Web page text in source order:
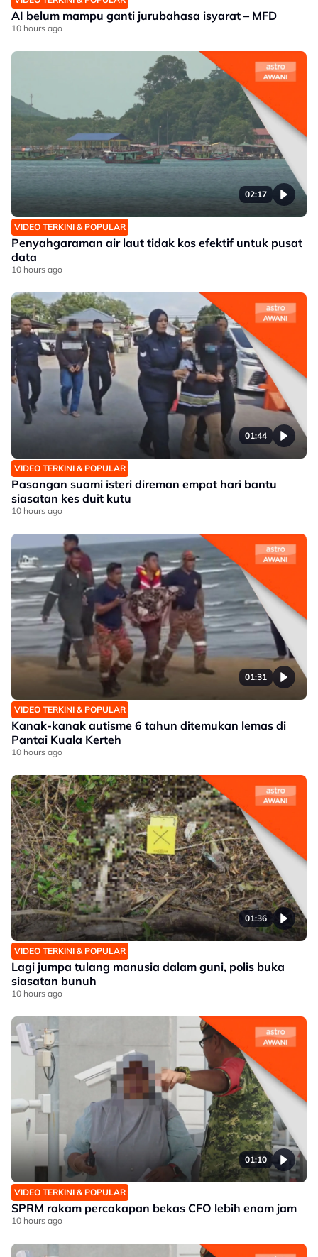
AI belum mampu ganti jurubahasa isyarat – MFD
10 hours ago
02:17
VIDEO TERKINI & POPULAR
Penyahgaraman air laut tidak kos efektif untuk pusat
data
10 hours ago
01:44
VIDEO TERKINI & POPULAR
Pasangan suami isteri direman empat hari bantu
siasatan kes duit kutu
10 hours ago
01:31
VIDEO TERKINI & POPULAR
Kanak-kanak autisme 6 tahun ditemukan lemas di
Pantai Kuala Kerteh
10 hours ago
01:36
VIDEO TERKINI & POPULAR
Lagi jumpa tulang manusia dalam guni, polis buka
siasatan bunuh
10 hours ago
01:10
VIDEO TERKINI & POPULAR
SPRM rakam percakapan bekas CFO lebih enam jam
10 hours ago